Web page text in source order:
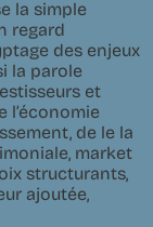
la simple
regard
des enjeux
la parole
et
l’économie
de le la
market
structurants,
ajoutée,